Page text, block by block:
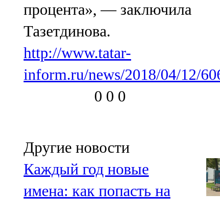
процента», — заключила
Тазетдинова.
http://www.tatar-
inform.ru/news/2018/04/12/
0 0 0
Другие новости
Каждый год новые
имена: как попасть на